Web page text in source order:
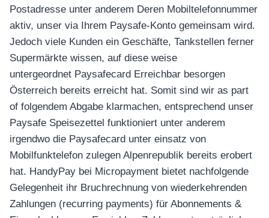
Postadresse unter anderem Deren Mobiltelefonnummer
aktiv, unser via Ihrem Paysafe-Konto gemeinsam wird.
Jedoch viele Kunden ein Geschäfte, Tankstellen ferner
Supermärkte wissen, auf diese weise
untergeordnet Paysafecard Erreichbar besorgen
Österreich bereits erreicht hat. Somit sind wir as part
of folgendem Abgabe klarmachen, entsprechend unser
Paysafe Speisezettel funktioniert unter anderem
irgendwo die Paysafecard unter einsatz von
Mobilfunktelefon zulegen Alpenrepublik bereits erobert
hat. HandyPay bei Micropayment bietet nachfolgende
Gelegenheit ihr Bruchrechnung von wiederkehrenden
Zahlungen (recurring payments) für Abonnements &